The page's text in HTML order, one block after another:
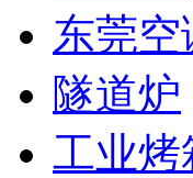
东莞空
隧道炉
工业烤